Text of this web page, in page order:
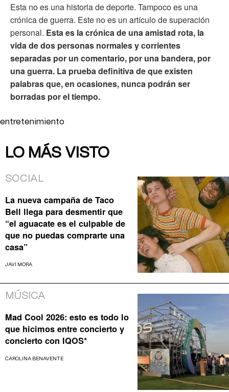
Esta no es una historia de deporte. Tampoco es una
crónica de guerra. Este no es un artículo de superación
personal. Esta es la crónica de una amistad rota, la
vida de dos personas normales y corrientes
separadas por un comentario, por una bandera, por
una guerra. La prueba definitiva de que existen
palabras que, en ocasiones, nunca podrán ser
borradas por el tiempo.
entretenimiento
LO MÁS VISTO
SOCIAL
La nueva campaña de Taco
Bell llega para desmentir que
“el aguacate es el culpable de
que no puedas comprarte una
casa”
JAVI MORA
MÚSICA
Mad Cool 2026: esto es todo lo
que hicimos entre concierto y
concierto con IQOS*
CAROLINA BENAVENTE